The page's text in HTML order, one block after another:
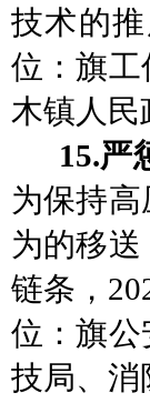
技术的
位：旗工
木镇人民
15.严
为保持
为的移
链条，
位：旗
技局、消